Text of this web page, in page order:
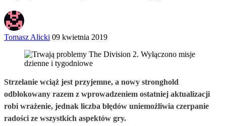
Tomasz Alicki 09 kwietnia 2019
Strzelanie wciąż jest przyjemne, a nowy stronghold
odblokowany razem z wprowadzeniem ostatniej aktualizacji
robi wrażenie, jednak liczba błędów uniemożliwia czerpanie
radości ze wszystkich aspektów gry.